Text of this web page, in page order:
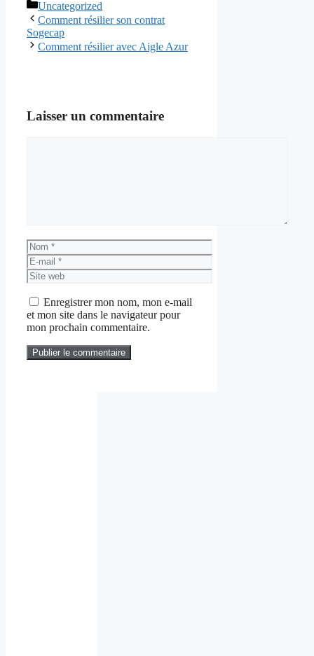
Catégories
Uncategorized
Comment résilier son contrat
Sogecap
Comment résilier avec Aigle Azur
Laisser un commentaire
Nom
E-
mail
Site
web
Enregistrer mon nom, mon e-mail
et mon site dans le navigateur pour
mon prochain commentaire.